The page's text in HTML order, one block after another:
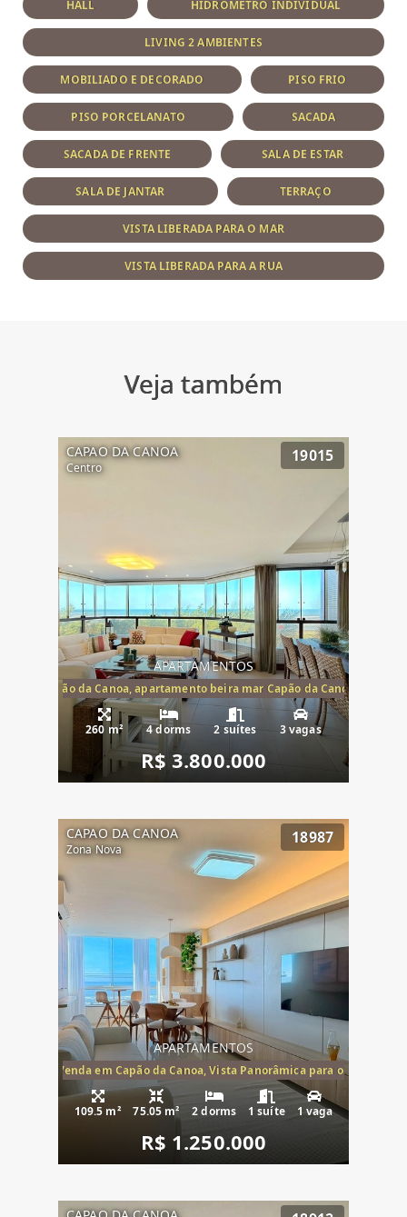
HALL HIDRÔMETRO INDIVIDUAL
LIVING 2 AMBIENTES
MOBILIADO E DECORADO PISO FRIO
PISO PORCELANATO SACADA
SACADA DE FRENTE SALA DE ESTAR
SALA DE JANTAR TERRAÇO
VISTA LIBERADA PARA O MAR
VISTA LIBERADA PARA A RUA
Veja também
CAPAO DA CANOA
Centro
19015
APARTAMENTOS
mar Capão da Canoa, apartamento beira mar Capão da Canoa,
260 m² 4 dorms 2 suítes 3 vagas
R$ 3.800.000
CAPAO DA CANOA
Zona Nova
18987
APARTAMENTOS
Mar à Venda em Capão da Canoa, Vista Panorâmica para o Mar, 2
109.5 m² 75.05 m² 2 dorms 1 suíte 1 vaga
R$ 1.250.000